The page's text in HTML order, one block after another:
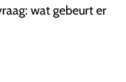
wat gebeurt er